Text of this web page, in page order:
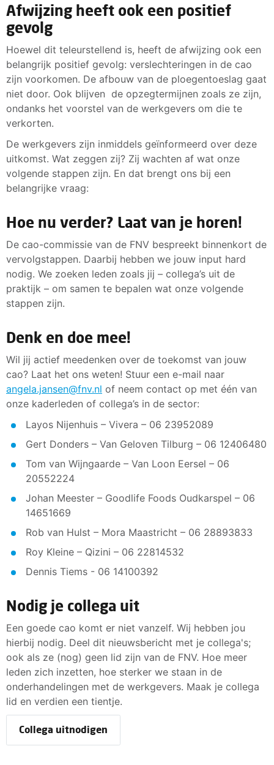
Afwijzing heeft ook een positief
gevolg
Hoewel dit teleurstellend is, heeft de afwijzing ook een
belangrijk positief gevolg: verslechteringen in de cao
zijn voorkomen. De afbouw van de ploegentoeslag gaat
niet door. Ook blijven de opzegtermijnen zoals ze zijn,
ondanks het voorstel van de werkgevers om die te
verkorten.
De werkgevers zijn inmiddels geïnformeerd over deze
uitkomst. Wat zeggen zij? Zij wachten af wat onze
volgende stappen zijn. En dat brengt ons bij een
belangrijke vraag:
Hoe nu verder? Laat van je horen!
De cao-commissie van de FNV bespreekt binnenkort de
vervolgstappen. Daarbij hebben we jouw input hard
nodig. We zoeken leden zoals jij – collega’s uit de
praktijk – om samen te bepalen wat onze volgende
stappen zijn.
Denk en doe mee!
Wil jij actief meedenken over de toekomst van jouw
cao? Laat het ons weten! Stuur een e-mail naar
angela.jansen@fnv.nl of neem contact op met één van
onze kaderleden of collega’s in de sector:
Layos Nijenhuis – Vivera – 06 23952089
Gert Donders – Van Geloven Tilburg – 06 12406480
Tom van Wijngaarde – Van Loon Eersel – 06
20552224
Johan Meester – Goodlife Foods Oudkarspel – 06
14651669
Rob van Hulst – Mora Maastricht – 06 28893833
Roy Kleine – Qizini – 06 22814532
Dennis Tiems - 06 14100392
Nodig je collega uit
Een goede cao komt er niet vanzelf. Wij hebben jou
hierbij nodig. Deel dit nieuwsbericht met je collega's;
ook als ze (nog) geen lid zijn van de FNV. Hoe meer
leden zich inzetten, hoe sterker we staan in de
onderhandelingen met de werkgevers. Maak je collega
lid en verdien een tientje.
Collega uitnodigen